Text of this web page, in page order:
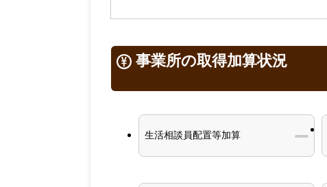
事業所の取得加算状況
生活相談員配置等加算